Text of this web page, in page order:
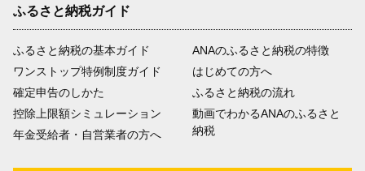
ふるさと納税ガイド
ふるさと納税の基本ガイド
ワンストップ特例制度ガイド
確定申告のしかた
控除上限額シミュレーション
年金受給者・自営業者の方へ
ANAのふるさと納税の特徴
はじめての方へ
ふるさと納税の流れ
動画でわかるANAのふるさと
納税